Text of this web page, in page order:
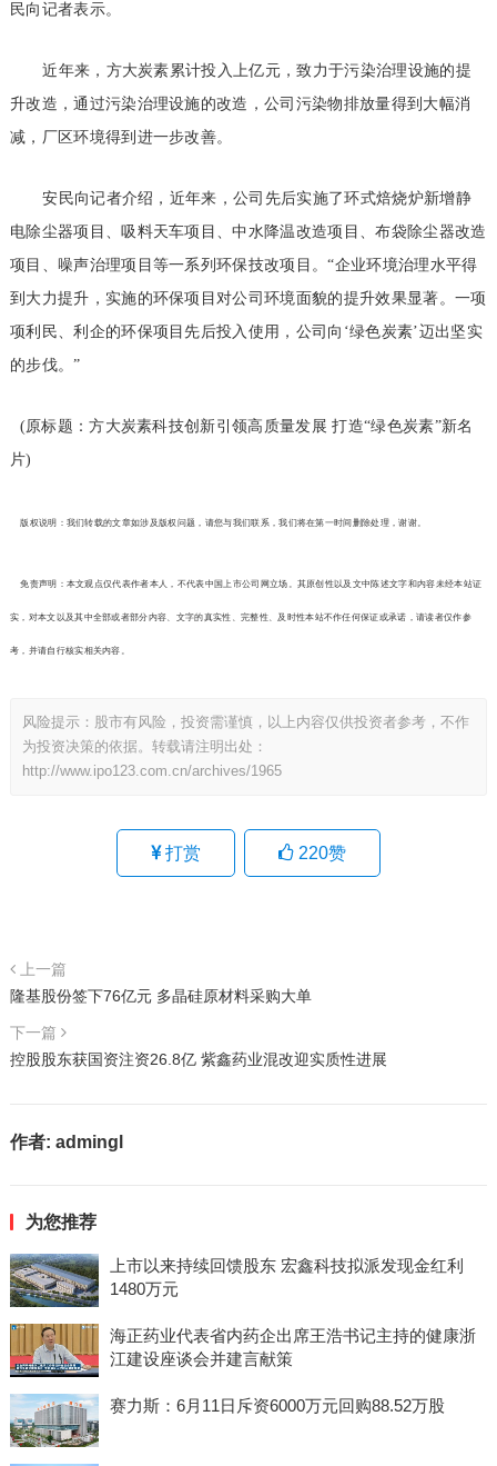
民向记者表示。
近年来，方大炭素累计投入上亿元，致力于污染治理设施的提
升改造，通过污染治理设施的改造，公司污染物排放量得到大幅消
减，厂区环境得到进一步改善。
安民向记者介绍，近年来，公司先后实施了环式焙烧炉新增静
电除尘器项目、吸料天车项目、中水降温改造项目、布袋除尘器改造
项目、噪声治理项目等一系列环保技改项目。“企业环境治理水平得
到大力提升，实施的环保项目对公司环境面貌的提升效果显著。一项
项利民、利企的环保项目先后投入使用，公司向‘绿色炭素’迈出坚实
的步伐。”
(原标题：方大炭素科技创新引领高质量发展 打造“绿色炭素”新名
片)
版权说明：我们转载的文章如涉及版权问题，请您与我们联系，我们将在第一时间删除处理，谢谢。
免责声明：本文观点仅代表作者本人，不代表中国上市公司网立场。其原创性以及文中陈述文字和内容未经本站证
实，对本文以及其中全部或者部分内容、文字的真实性、完整性、及时性本站不作任何保证或承诺，请读者仅作参
考，并请自行核实相关内容。
风险提示：股市有风险，投资需谨慎，以上内容仅供投资者参考，不作
为投资决策的依据。转载请注明出处：
http://www.ipo123.com.cn/archives/1965
打赏 220赞
上一篇
隆基股份签下76亿元 多晶硅原材料采购大单
下一篇
控股股东获国资注资26.8亿 紫鑫药业混改迎实质性进展
作者: admingl
为您推荐
上市以来持续回馈股东 宏鑫科技拟派发现金红利
1480万元
海正药业代表省内药企出席王浩书记主持的健康浙
江建设座谈会并建言献策
赛力斯：6月11日斥资6000万元回购88.52万股